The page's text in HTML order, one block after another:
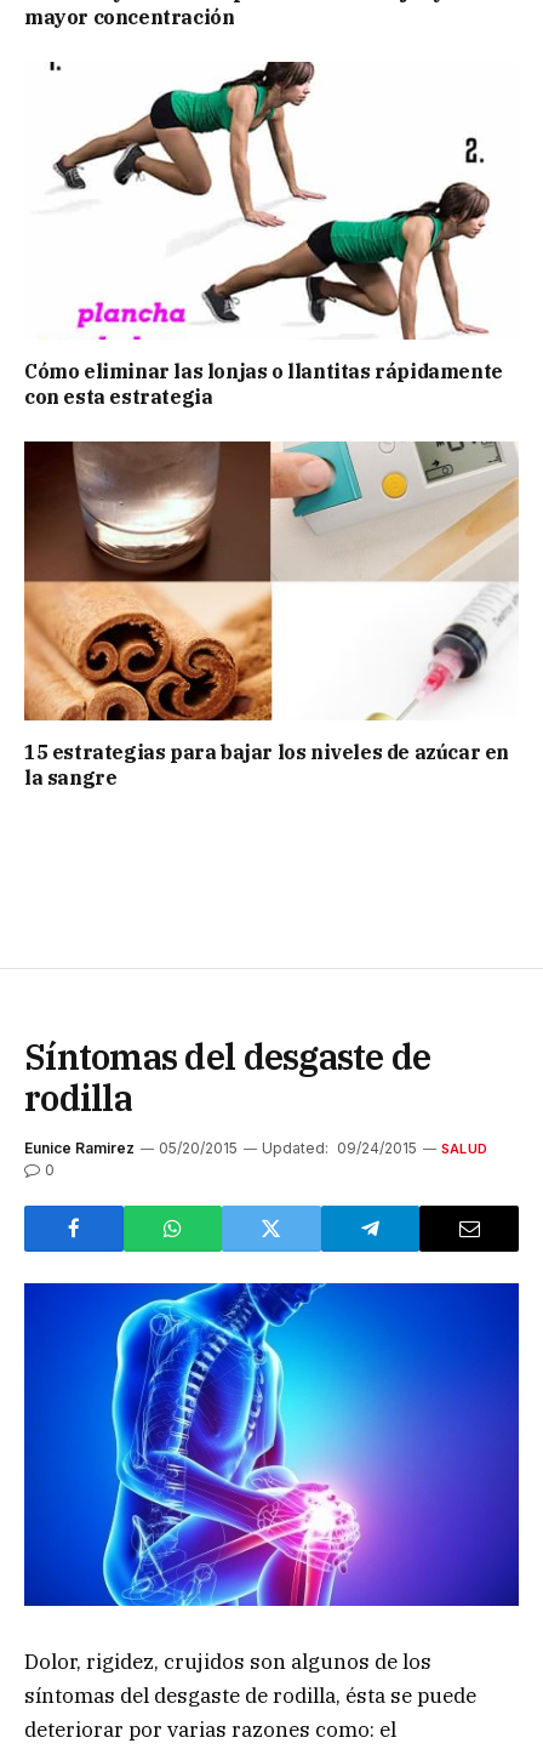
mayor concentración
Cómo eliminar las lonjas o llantitas rápidamente
con esta estrategia
15 estrategias para bajar los niveles de azúcar en
la sangre
Síntomas del desgaste de
rodilla
Eunice Ramirez 05/20/2015 Updated: 09/24/2015 SALUD
0
Dolor, rigidez, crujidos son algunos de los
síntomas del desgaste de rodilla, ésta se puede
deteriorar por varias razones como: el